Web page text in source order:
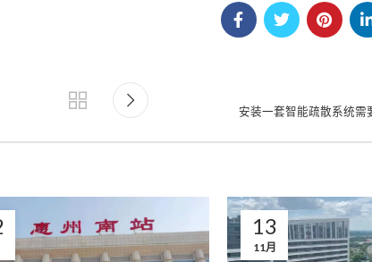
安装一套智能疏散系统需
13
11月